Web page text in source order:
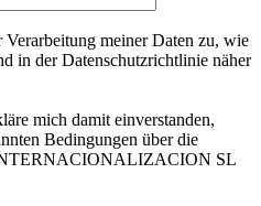
Verarbeitung meiner Daten zu, wie
in der Datenschutzrichtlinie näher
mich damit einverstanden,
Bedingungen über die
SL